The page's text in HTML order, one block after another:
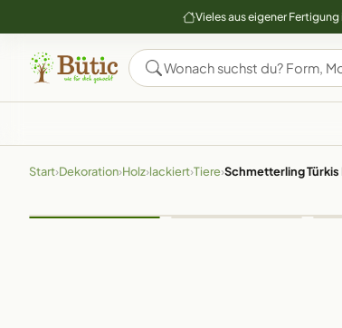
Vieles aus eigener Fertigung
Start›Dekoration›Holz›lackiert›Tiere›Schmetterling